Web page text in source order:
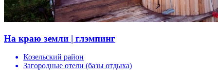
На краю земли | глэмпинг
Козельский район
Загородные отели (базы отдыха)